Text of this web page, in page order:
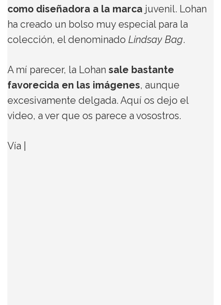
como diseñadora a la marca juvenil. Lohan
ha creado un bolso muy especial para la
colección, el denominado Lindsay Bag.
A mí parecer, la Lohan sale bastante
favorecida en las imágenes, aunque
excesivamente delgada. Aquí os dejo el
video, a ver que os parece a vosostros.
Vía |